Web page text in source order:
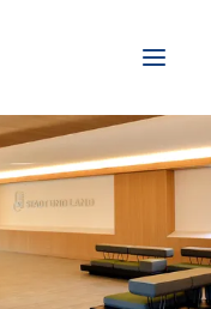
Kaserne